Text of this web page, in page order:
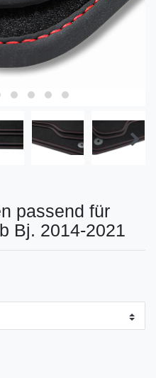
passend für
Bj. 2014-2021